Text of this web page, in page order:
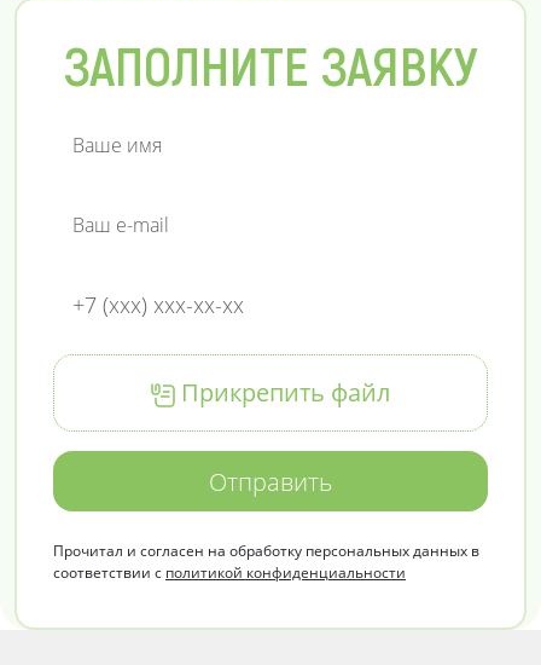
ЗАПОЛНИТЕ ЗАЯВКУ
Прикрепить файл
Отправить
Прочитал и согласен на обработку персональных данных в
соответствии с политикой конфиденциальности